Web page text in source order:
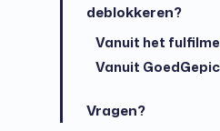
deblokkeren?
Vanuit het
Vanuit
Vragen?